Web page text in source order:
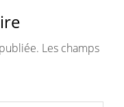
Les champs